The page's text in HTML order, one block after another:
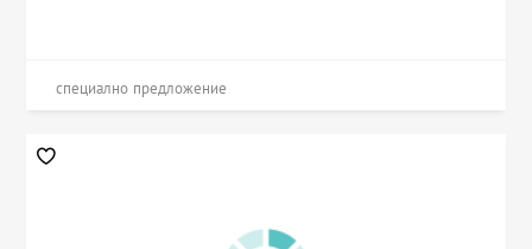
специално предложение